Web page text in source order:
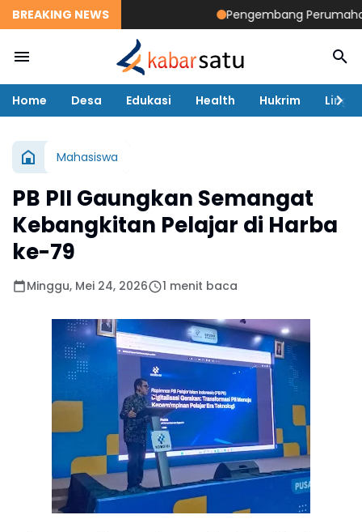
BREAKING NEWS Pengembang Perumahan
Home Desa Edukasi Health Hukrim
Mahasiswa
PB PII Gaungkan Semangat
Kebangkitan Pelajar di Harba
ke-79
Minggu, Mei 24, 2026 1 menit baca